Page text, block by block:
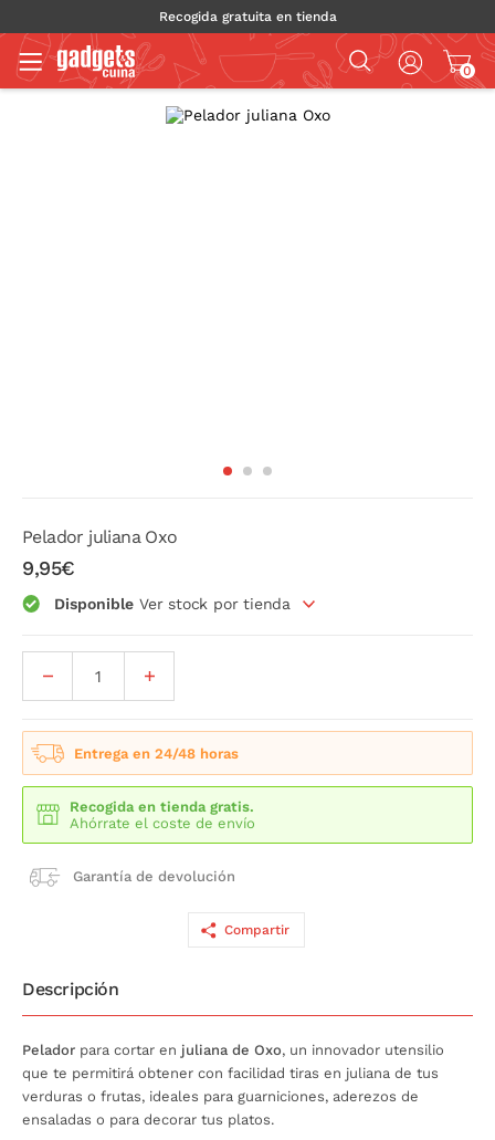
Recogida gratuita en tienda
0
Pelador juliana Oxo
9,95€
Disponible Ver stock por tienda
Entrega en 24/48 horas
Recogida en tienda gratis.
Ahórrate el coste de envío
Garantía de devolución
Compartir
Descripción
Pelador para cortar en juliana de Oxo, un innovador utensilio
que te permitirá obtener con facilidad tiras en juliana de tus
verduras o frutas, ideales para guarniciones, aderezos de
ensaladas o para decorar tus platos.